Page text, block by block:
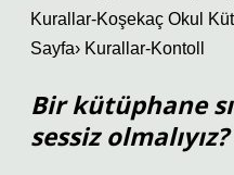
Kurallar-Koşekaç Okul
Sayfa› Kurallar-Kontoll
Bir kütüphane
sessiz olmalıyız?